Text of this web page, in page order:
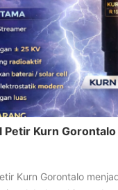
Petir Kurn Gorontalo
Kurn Gorontalo